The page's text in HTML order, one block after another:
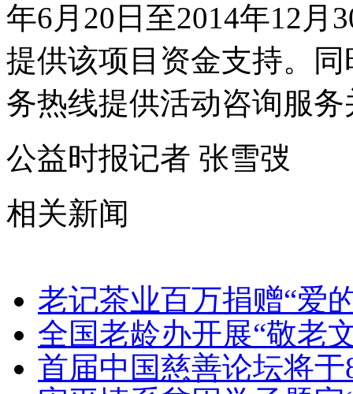
年6月20日至2014年12月
提供该项目资金支持。
务热线提供活动咨询服
公益时报记者 张雪弢
相关新闻
老记茶业百万捐赠“爱
全国老龄办开展“敬老
首届中国慈善论坛将